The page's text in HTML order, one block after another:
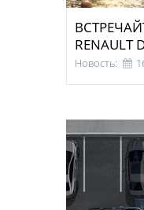
RENAULT
Новость: